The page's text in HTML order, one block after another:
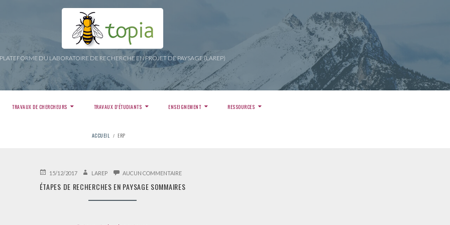
PLATEFORME DU LABORATOIRE DE RECHERCHE EN PROJET DE PAYSAGE (LAREP)
TRAVAUX DE CHERCHEURS TRAVAUX D’ÉTUDIANTS ENSEIGNEMENT RESSOURCES
ACCUEIL ERP
PUBLIÉ15/12/2017 AUTEUR
LAREP AUCUN COMMENTAIRESUR
DE
ÉTAPES DE RECHERCHES EN PAYSAGE SOMMAIRES